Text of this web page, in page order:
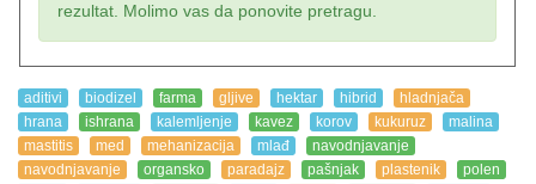
rezultat. Molimo vas da ponovite pretragu.
aditivi biodizel farma gljive hektar hibrid
hladnjača
hrana
ishrana kalemljenje kavez korov kukuruz
malina
mastitis
med mehanizacija mlađ
navodnjavanje
navodnjavanje
organsko paradajz pašnjak plastenik
polen